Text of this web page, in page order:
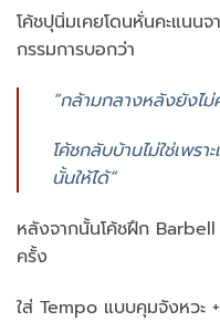
โค้ชปุนิ่มเคยโดนหั่นคะแนน
กรรมการบอกว่า
“กล้ามกลางหลังยังไ
โค้ชกลับบ้านไม่ใช่เพร
นั้นให้ได้”
หลังจากนั้นโค้ชฝึก Barbell
ครั้ง
ใส่ Tempo แบบคุมจังหวะ